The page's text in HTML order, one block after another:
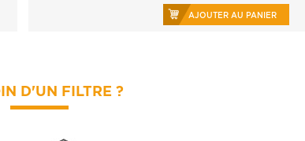
AJOUTER AU PANIER
D'UN FILTRE ?